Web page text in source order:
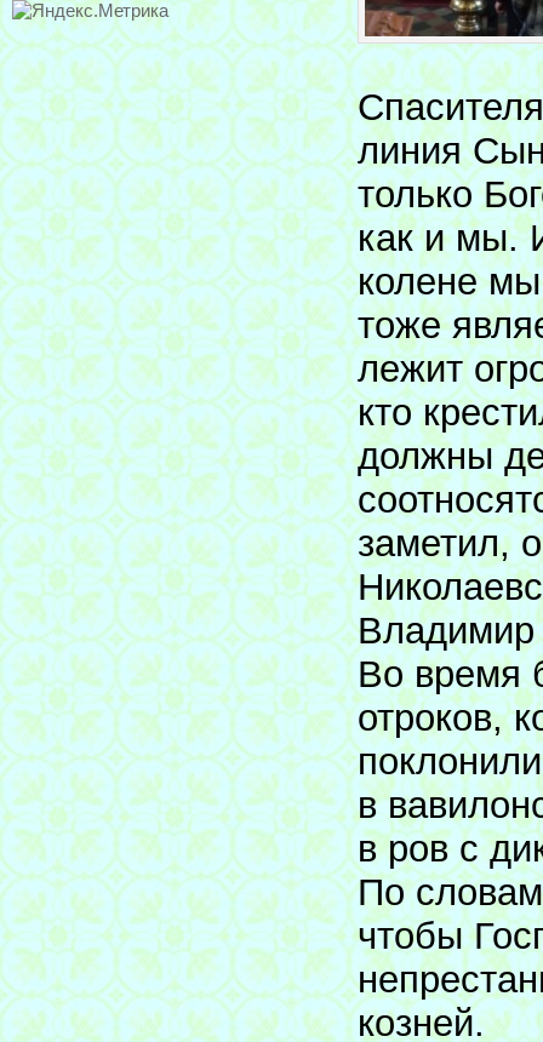
линия
только
как и мы.
колене
тоже
лежит
кто
должны
заметил,
Во время
отроков,
в
в ров с
По
чтобы
козней.